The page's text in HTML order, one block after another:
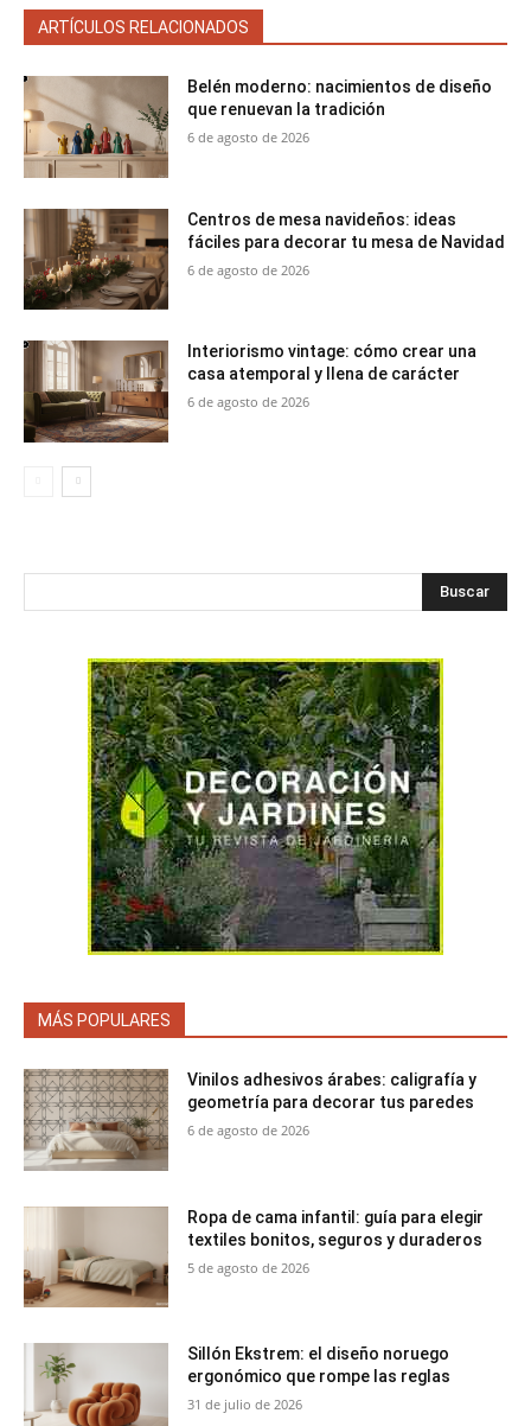
ARTÍCULOS RELACIONADOS
Belén moderno: nacimientos de diseño
que renuevan la tradición
6 de agosto de 2026
Centros de mesa navideños: ideas
fáciles para decorar tu mesa de Navidad
6 de agosto de 2026
Interiorismo vintage: cómo crear una
casa atemporal y llena de carácter
6 de agosto de 2026
Buscar
MÁS POPULARES
Vinilos adhesivos árabes: caligrafía y
geometría para decorar tus paredes
6 de agosto de 2026
Ropa de cama infantil: guía para elegir
textiles bonitos, seguros y duraderos
5 de agosto de 2026
Sillón Ekstrem: el diseño noruego
ergonómico que rompe las reglas
31 de julio de 2026